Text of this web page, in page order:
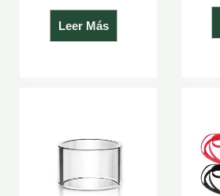
Leer Más